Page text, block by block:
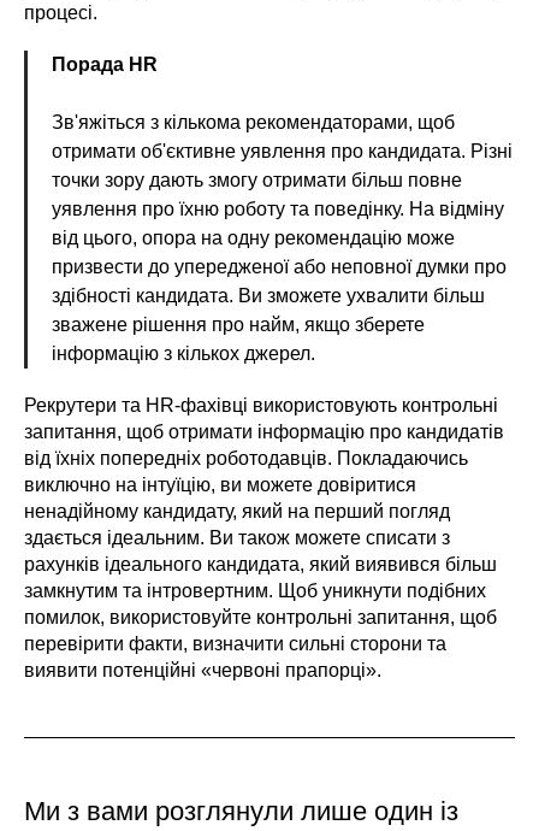
процесі.
Порада HR
Зв'яжіться з кількома рекомендаторами, щоб
отримати об'єктивне уявлення про кандидата. Різні
точки зору дають змогу отримати більш повне
уявлення про їхню роботу та поведінку. На відміну
від цього, опора на одну рекомендацію може
призвести до упередженої або неповної думки про
здібності кандидата. Ви зможете ухвалити більш
зважене рішення про найм, якщо зберете
інформацію з кількох джерел.
Рекрутери та HR-фахівці використовують контрольні
запитання, щоб отримати інформацію про кандидатів
від їхніх попередніх роботодавців. Покладаючись
виключно на інтуїцію, ви можете довіритися
ненадійному кандидату, який на перший погляд
здається ідеальним. Ви також можете списати з
рахунків ідеального кандидата, який виявився більш
замкнутим та інтровертним. Щоб уникнути подібних
помилок, використовуйте контрольні запитання, щоб
перевірити факти, визначити сильні сторони та
виявити потенційні «червоні прапорці».
Ми з вами розглянули лише один із